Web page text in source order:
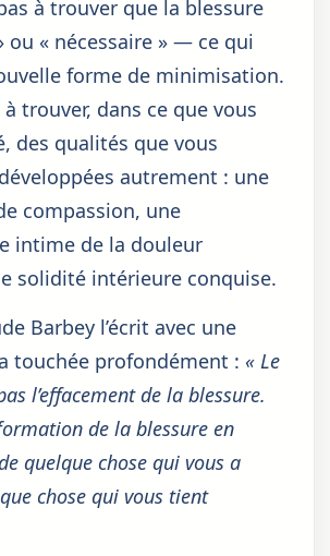
à trouver que la blessure
ou « nécessaire » — ce qui
forme de minimisation.
trouver, dans ce que vous
des qualités que vous
autrement : une
compassion, une
intime de la douleur
solidité intérieure conquise.
Barbey l’écrit avec une
touchée profondément : « Le
l’effacement de la blessure.
de la blessure en
quelque chose qui vous a
chose qui vous tient